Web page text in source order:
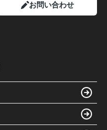
お問い合わせ